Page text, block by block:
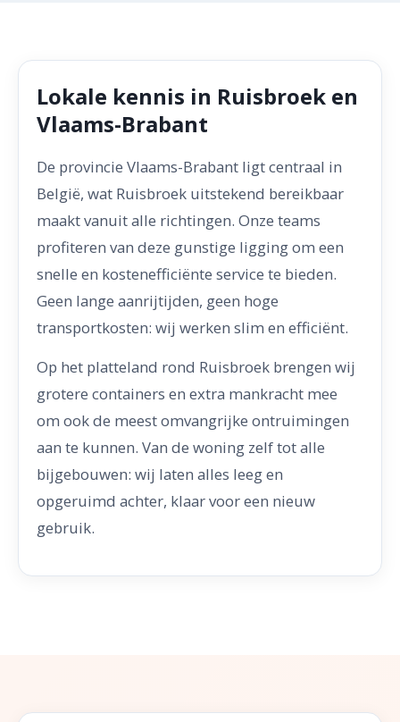
Lokale kennis in Ruisbroek en
Vlaams-Brabant
De provincie Vlaams-Brabant ligt centraal in
België, wat Ruisbroek uitstekend bereikbaar
maakt vanuit alle richtingen. Onze teams
profiteren van deze gunstige ligging om een
snelle en kostenefficiënte service te bieden.
Geen lange aanrijtijden, geen hoge
transportkosten: wij werken slim en efficiënt.
Op het platteland rond Ruisbroek brengen wij
grotere containers en extra mankracht mee
om ook de meest omvangrijke ontruimingen
aan te kunnen. Van de woning zelf tot alle
bijgebouwen: wij laten alles leeg en
opgeruimd achter, klaar voor een nieuw
gebruik.